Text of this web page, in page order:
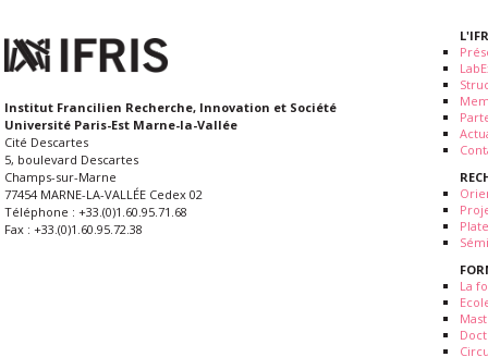
Institut Francilien Recherche, Innovation et Société
Université Paris-Est Marne-la-Vallée
Cité Descartes
5, boulevard Descartes
Champs-sur-Marne
77454 MARNE-LA-VALLÉE Cedex 02
Téléphone : +33.(0)1.60.95.71.68
Fax : +33.(0)1.60.95.72.38
La